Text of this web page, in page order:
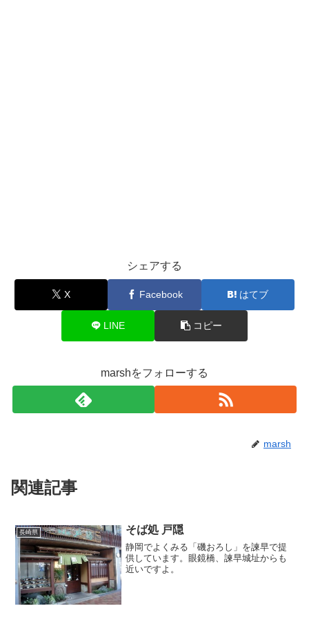
シェアする
X Facebook はてブ
LINE コピー
marshをフォローする
marsh
関連記事
長崎県 そば処 戸隠
静岡でよくみる「磯おろし」を諫早で提
供しています。眼鏡橋、諫早城址からも
近いですよ。